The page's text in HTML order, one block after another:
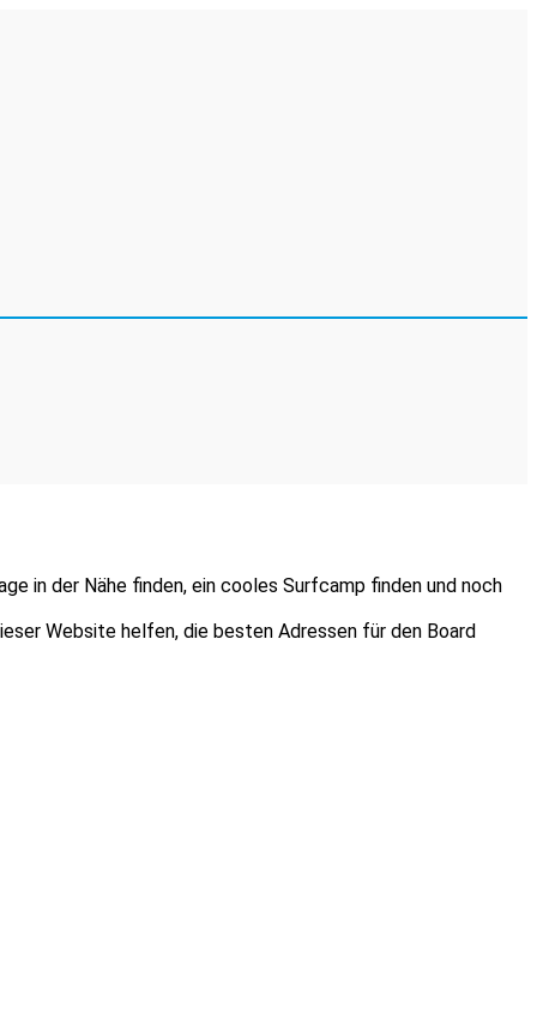
in der Nähe finden, ein cooles Surfcamp finden und noch
Website helfen, die besten Adressen für den Board